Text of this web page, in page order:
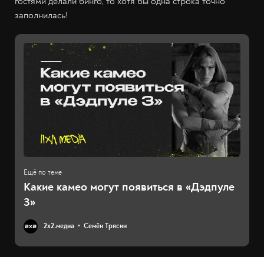
заполнилась!
Какие камео могут появиться в «Дэдпуле
3»
2х2.медиа Семён Трясин